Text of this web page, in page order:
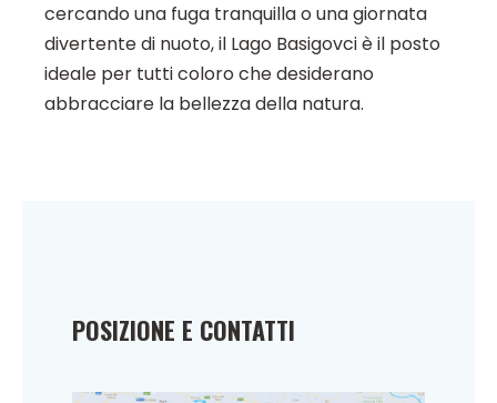
cercando una fuga tranquilla o una giornata
divertente di nuoto, il Lago Basigovci è il posto
ideale per tutti coloro che desiderano
abbracciare la bellezza della natura.
POSIZIONE E CONTATTI